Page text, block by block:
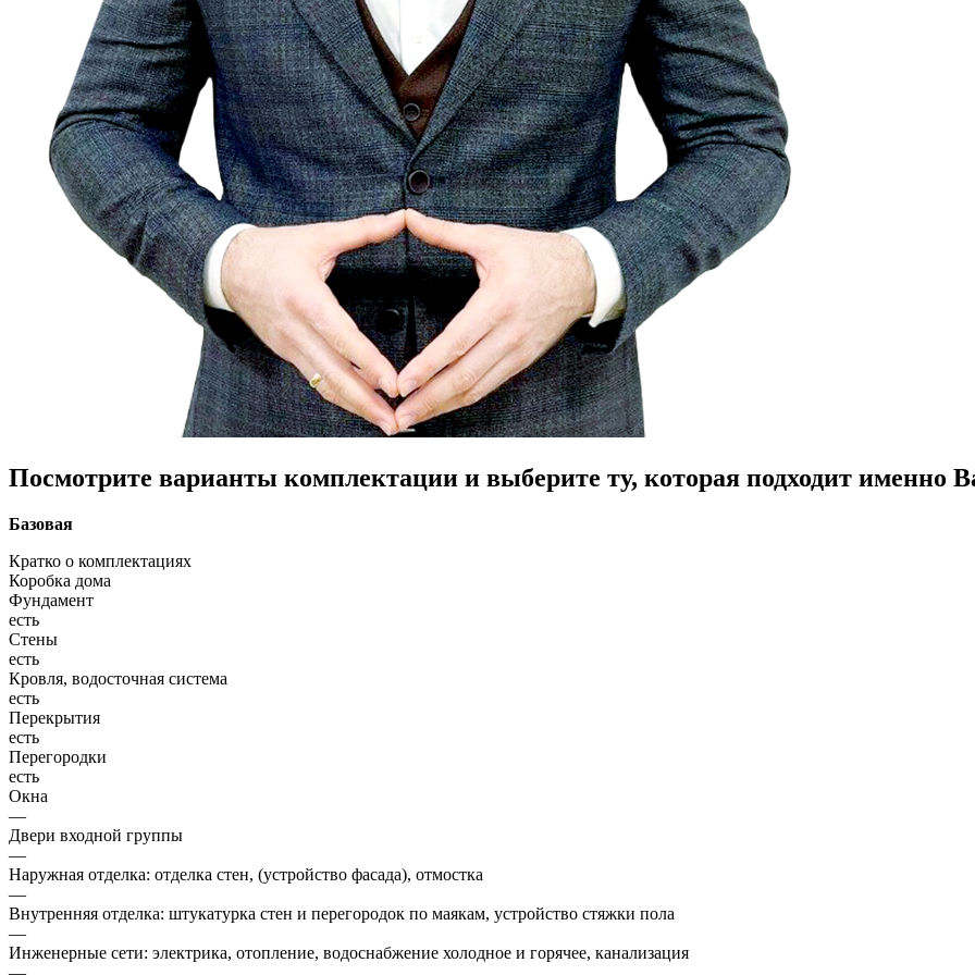
Посмотрите варианты комплектации и выберите ту, которая подходит именно
Базовая
Кратко о комплектациях
Коробка дома
Фундамент
есть
Стены
есть
Кровля, водосточная система
есть
Перекрытия
есть
Перегородки
есть
Окна
—
Двери входной группы
—
Наружная отделка: отделка стен, (устройство фасада), отмостка
—
Внутренняя отделка: штукатурка стен и перегородок по маякам, устройство стяжки пола
—
Инженерные сети: электрика, отопление, водоснабжение холодное и горячее, канализация